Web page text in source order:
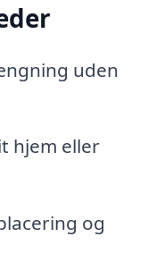
uden
hjem eller
og